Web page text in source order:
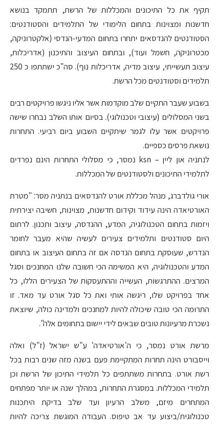
תקיף את כל התיכונים והמכללות של הרשת, תתמקד בנושא
חדשנות ומצוינות בתחום הלימודי של התלמידים והסטודנטים:
הסטודנטים להנדסאים יתחרו בתחום המדעי-הנדסי (אלקטרוניקה,
מכטרוניקה, חשמל ועוד), ובתחום העיצוב והתיכנון (אדריכלות,
עיצוב תעשייתי, עיצוב מדיה, אדריכלות נוף). סה"כ ישתתפו כ 250
תלמידים וסטודנטים מכל הרשת.
בשבוע שעבר התקיים שלב מוקדמות אשר אליו ניגשו פרויקטים רבים
בשני המסלולים (עיצובי וטכנולוגי). בסיום אותו השלב נבחרו שישה
פרויקטים אשר עלו לגמר שיתקיים השבוע ביום רביעי. התחרות
נושאת פרסים כספיים.
לנתניה און ליין – ksn נמסר, כי מסלולי התחרות הינם נפרדים
לתלמידי התיכונים ולסטודנטים של המכללות.
אורי גולדברג, מנהל מכללת אורט להנדסאים בנתניה מסר: "מטרת
האורטיאדה הינה עידוד וקידום חדשנות, מצוינות, חשיבה יצירתית
ויזמות בתחום הטכנולוגיה, המדע, ההנדסה, עיצוב ותכנון. לרתום
היום סטודנטים ותלמידים צעירים לעשיה שהיא מעבר לחומר
הנדרש, שעוסקת בתחום הנדסה אם זה בתחום העיצוב או בתחום
המדע והטכנולוגיה, היא המשימה הכי חשובה שלנו המחנכים וסגל
המרצים. ההתרגשות, העשייה וההתעסקות של הצעירים הללו, כל
אחד בפרויקט שלו, ריגשה אותי ואת כל סגל אורט עד מאד. זו
התרומה הכי טובה שיכולה להיות למחנכים ולמדינה כולה, שיוצאת
נשכרת מרעיונות טובים שבאים לידי יישום בתחומים אלה".
מרשת אורט נמסר, כי ה'אורטיאדה' ע"ש ישראל (ז"ל) ואלה
וייסבורט הינה תחרות המתקיימת פעם בשנה מזה שנים רבות בכל
רשת אורט. בתחרות משתתפים כל תלמידי התיכון של הרשת וכן
תלמידי המכללות. במסגרת התחרות, במהלך שנה או יותר מפתחים
המתחרים מיזם, משלב הרעיון ועד שלב בדיקת היתכנות
טכנולוגית/ביצוע עד אב טיפוס. העבודה המוגשת צריכה להיות